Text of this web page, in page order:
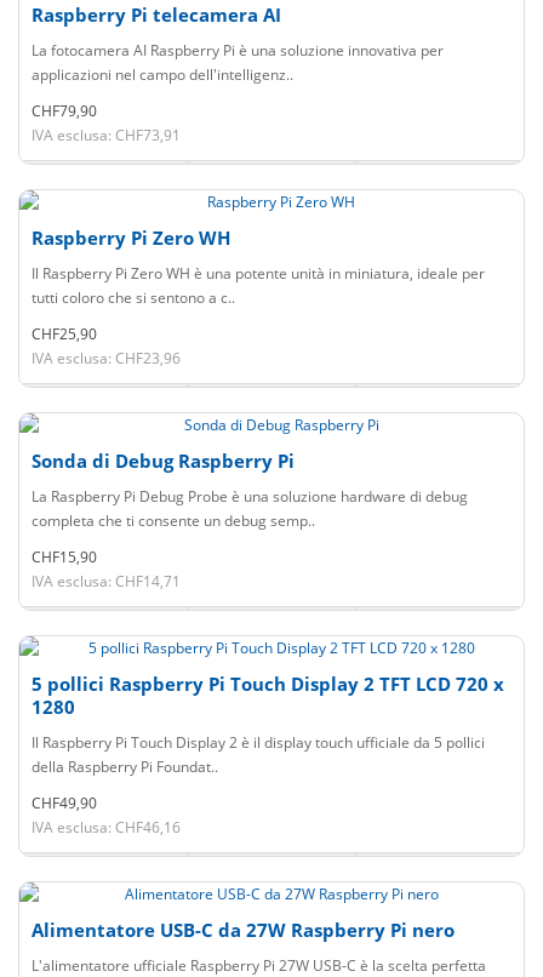
Raspberry Pi telecamera AI
La fotocamera AI Raspberry Pi è una soluzione innovativa per
applicazioni nel campo dell'intelligenz..
CHF79,90
IVA esclusa: CHF73,91
Raspberry Pi Zero WH
Il Raspberry Pi Zero WH è una potente unità in miniatura, ideale per
tutti coloro che si sentono a c..
CHF25,90
IVA esclusa: CHF23,96
Sonda di Debug Raspberry Pi
La Raspberry Pi Debug Probe è una soluzione hardware di debug
completa che ti consente un debug semp..
CHF15,90
IVA esclusa: CHF14,71
5 pollici Raspberry Pi Touch Display 2 TFT LCD 720 x
1280
Il Raspberry Pi Touch Display 2 è il display touch ufficiale da 5 pollici
della Raspberry Pi Foundat..
CHF49,90
IVA esclusa: CHF46,16
Alimentatore USB-C da 27W Raspberry Pi nero
L'alimentatore ufficiale Raspberry Pi 27W USB-C è la scelta perfetta